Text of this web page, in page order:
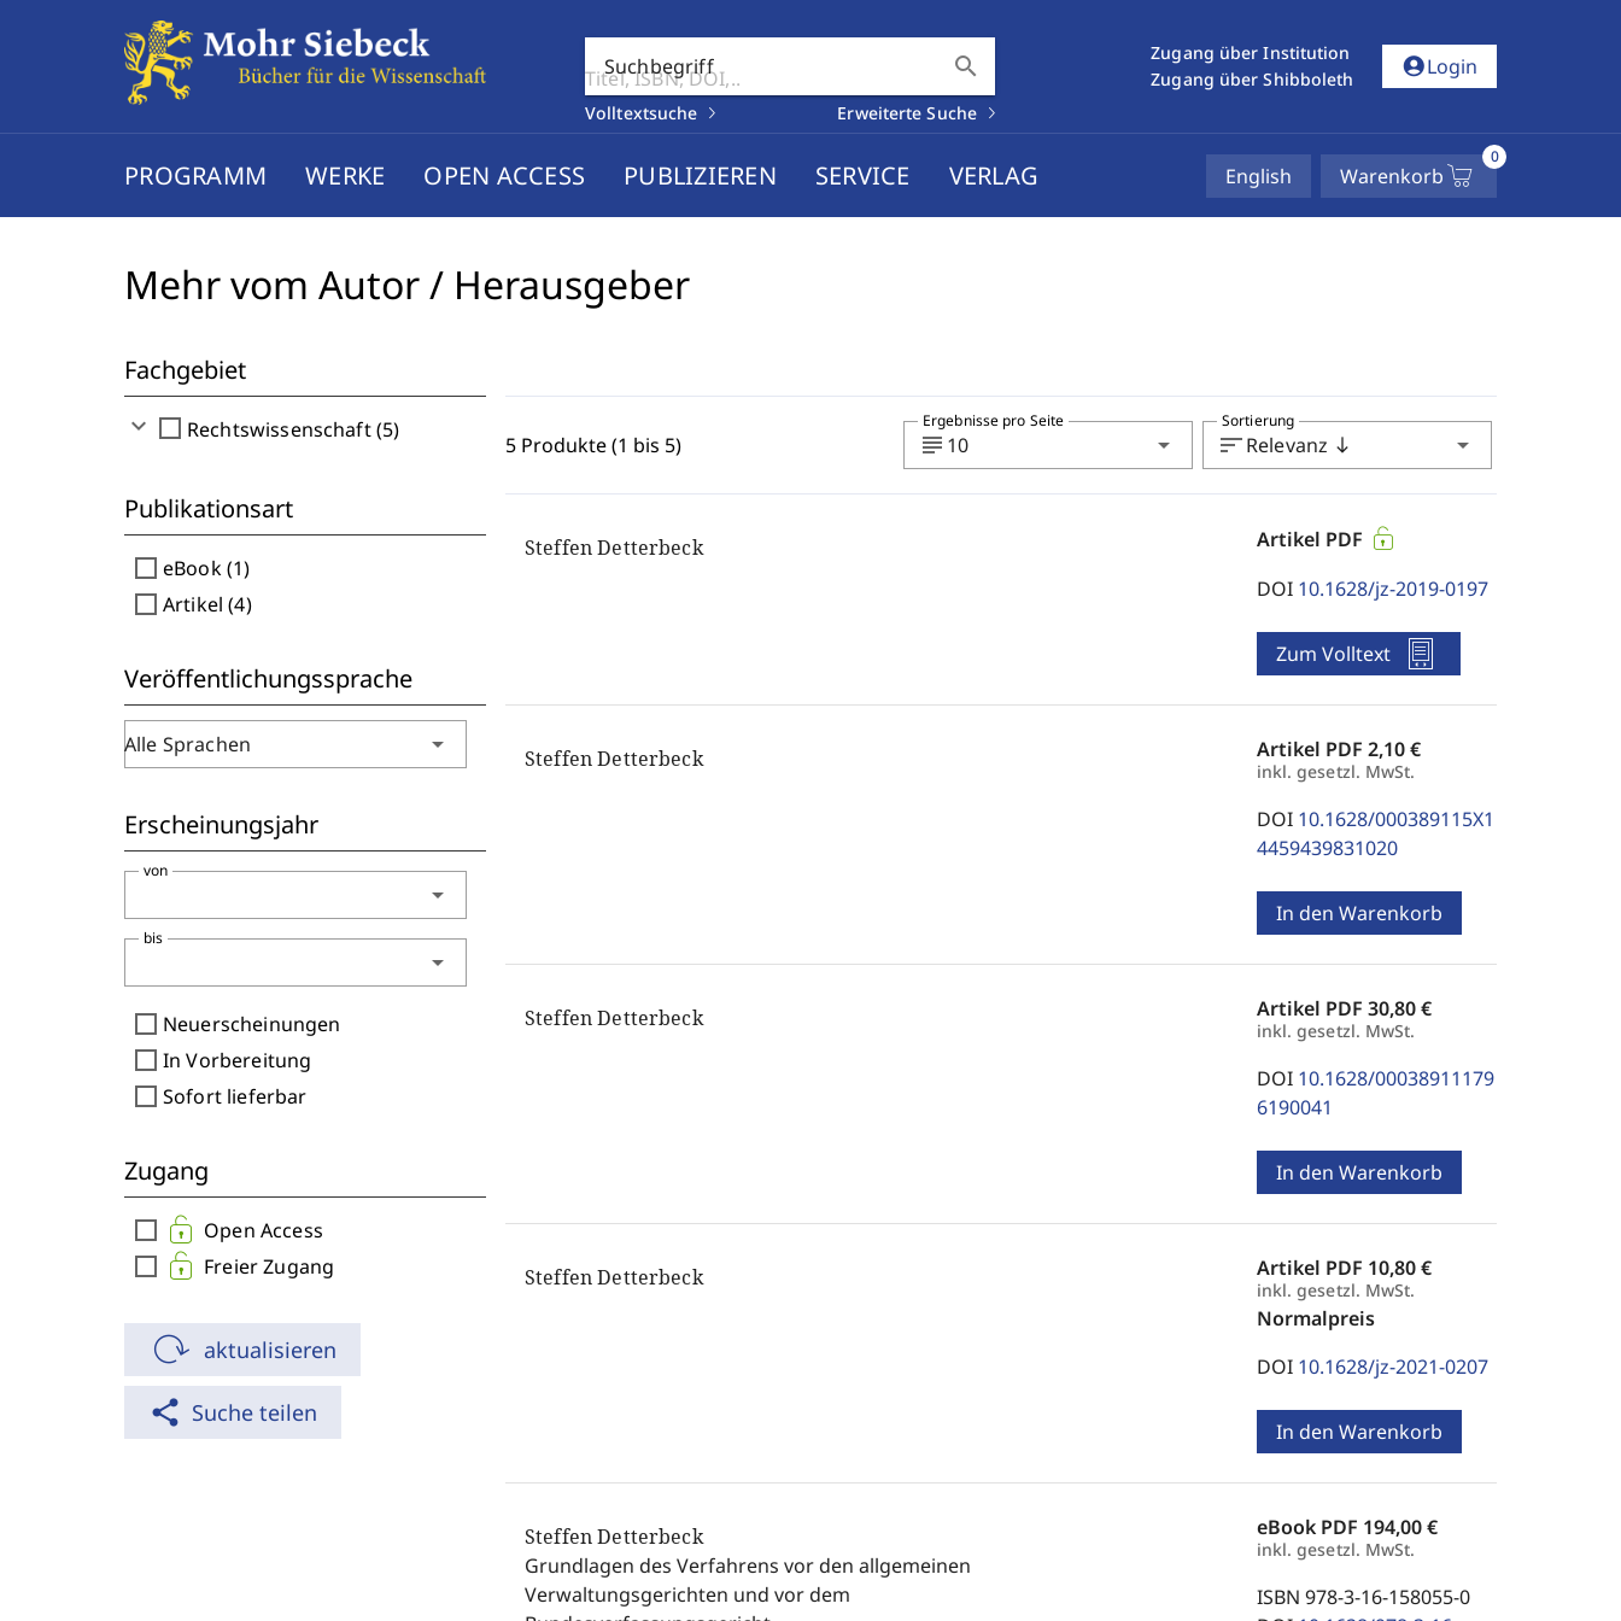
Suchbegriff search
Volltextsuche Erweiterte Suche
Zugang über Institution
Zugang über Shibboleth
account_circleLogin
PROGRAMM WERKE OPEN ACCESS PUBLIZIEREN SERVICE VERLAG English Warenkorb
0
Mehr vom Autor / Herausgeber
Fachgebiet
expand_more check_box_outline_blank Rechtswissenschaft (5)
Publikationsart
check_box_outline_blank eBook (1)
check_box_outline_blank Artikel (4)
Veröffentlichungssprache
Alle Sprachen arrow_drop_down
Erscheinungsjahr
arrow_drop_down
von
arrow_drop_down
bis
check_box_outline_blank Neuerscheinungen
check_box_outline_blank In Vorbereitung
check_box_outline_blank Sofort lieferbar
Zugang
check_box_outline_blank Open Access
check_box_outline_blank Freier Zugang
aktualisieren
share Suche teilen
5 Produkte (1 bis 5) subject 10 arrow_drop_down
Ergebnisse pro Seite
sortRelevanz south arrow_drop_down
Sortierung
Steffen Detterbeck
Artikel PDF
DOI 10.1628/jz-2019-0197
Zum Volltext
Steffen Detterbeck Artikel PDF 2,10 €
inkl. gesetzl. MwSt.
DOI 10.1628/000389115X1
4459439831020
In den Warenkorb
Steffen Detterbeck Artikel PDF 30,80 €
inkl. gesetzl. MwSt.
DOI 10.1628/00038911179
6190041
In den Warenkorb
Steffen Detterbeck Artikel PDF 10,80 €
inkl. gesetzl. MwSt.
Normalpreis
DOI 10.1628/jz-2021-0207
In den Warenkorb
Steffen Detterbeck
Grundlagen des Verfahrens vor den allgemeinen
Verwaltungsgerichten und vor dem
eBook PDF 194,00 €
inkl. gesetzl. MwSt.
ISBN 978-3-16-158055-0